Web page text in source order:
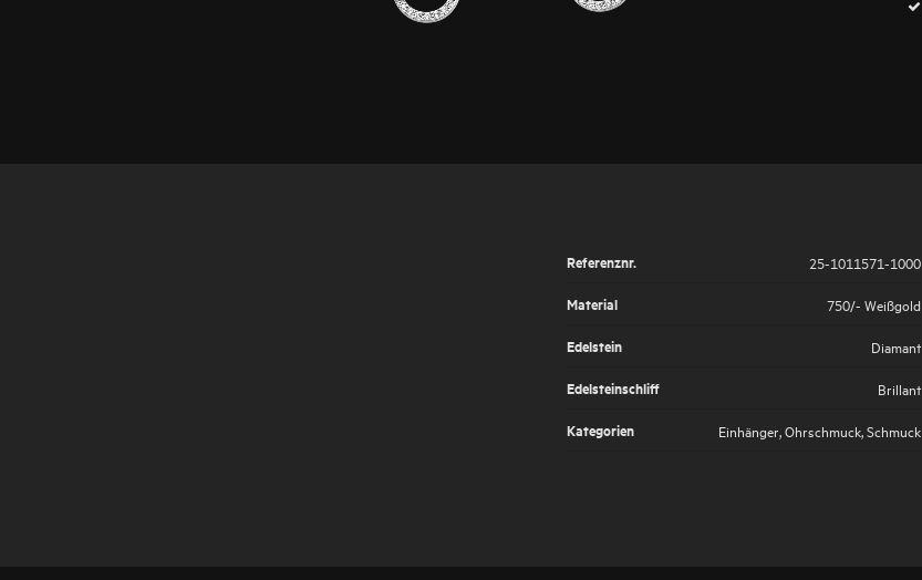
Referenznr.
25-1011571-1000
Material
750/- Weißgold
Edelstein
Diamant
Edelsteinschliff
Brillant
Kategorien
Einhänger,Ohrschmuck,Schmuck